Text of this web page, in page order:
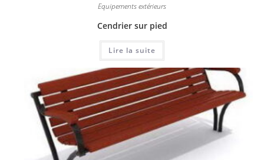
Equipements extérieurs
Cendrier sur pied
Lire la suite